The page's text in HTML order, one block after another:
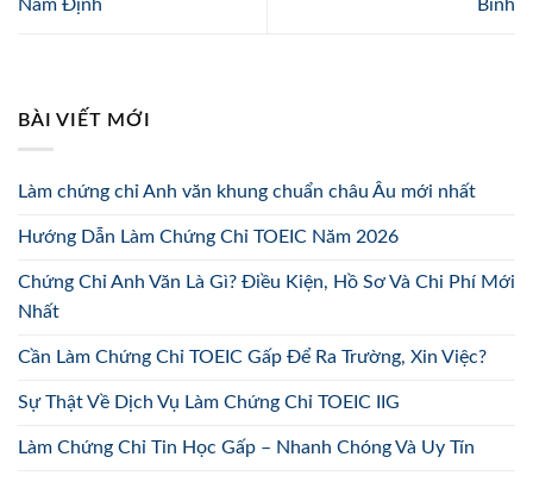
Nam Định
Bình
BÀI VIẾT MỚI
Làm chứng chỉ Anh văn khung chuẩn châu Âu mới nhất
Hướng Dẫn Làm Chứng Chỉ TOEIC Năm 2026
Chứng Chỉ Anh Văn Là Gì? Điều Kiện, Hồ Sơ Và Chi Phí Mới
Nhất
Cần Làm Chứng Chỉ TOEIC Gấp Để Ra Trường, Xin Việc?
Sự Thật Về Dịch Vụ Làm Chứng Chỉ TOEIC IIG
Làm Chứng Chỉ Tin Học Gấp – Nhanh Chóng Và Uy Tín